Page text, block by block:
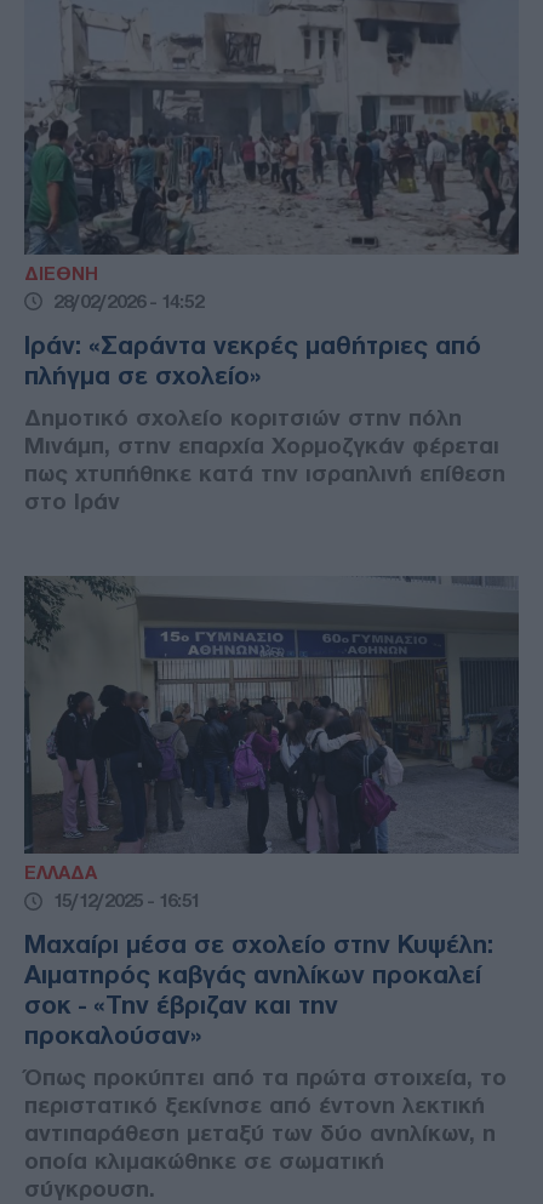
ΔΙΕΘΝΗ
28/02/2026 - 14:52
Ιράν: «Σαράντα νεκρές μαθήτριες από
πλήγμα σε σχολείο»
Δημοτικό σχολείο κοριτσιών στην πόλη
Μινάμπ, στην επαρχία Χορμοζγκάν φέρεται
πως χτυπήθηκε κατά την ισραηλινή επίθεση
στο Ιράν
ΕΛΛΑΔΑ
15/12/2025 - 16:51
Μαχαίρι μέσα σε σχολείο στην Κυψέλη:
Αιματηρός καβγάς ανηλίκων προκαλεί
σοκ - «Την έβριζαν και την
προκαλούσαν»
Όπως προκύπτει από τα πρώτα στοιχεία, το
περιστατικό ξεκίνησε από έντονη λεκτική
αντιπαράθεση μεταξύ των δύο ανηλίκων, η
οποία κλιμακώθηκε σε σωματική
σύγκρουση.